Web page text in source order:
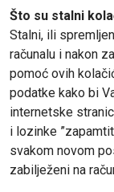
Što su stalni
Stalni, ili
računalu i nakon
pomoć ovih
podatke kako bi
internetske
i lozinke
svakom novom
zabilježeni na